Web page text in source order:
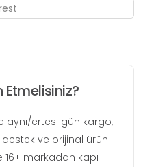
Etmelisiniz?
aynı/ertesi gün kargo,
ve orijinal ürün
markadan kapı